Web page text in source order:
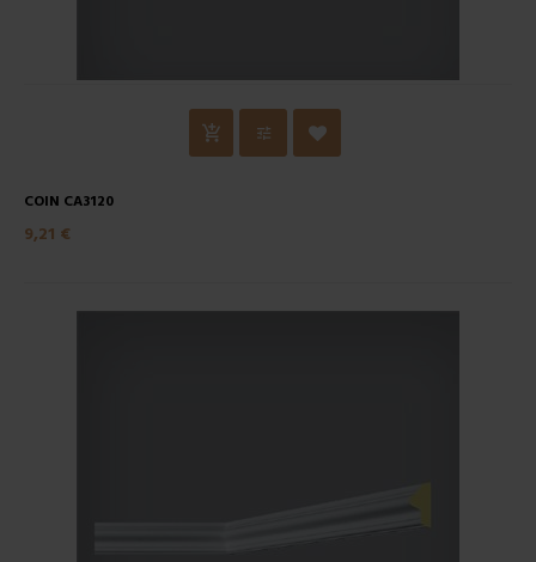
COIN CA3120
9,21 €